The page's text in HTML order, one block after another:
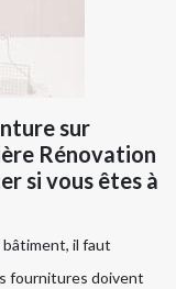
sur
Rénovation
si vous êtes à
il faut
fournitures doivent